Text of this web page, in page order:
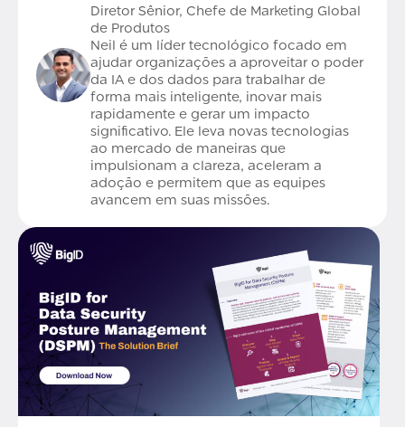
Diretor Sênior, Chefe de Marketing Global
de Produtos
Neil é um líder tecnológico focado em
ajudar organizações a aproveitar o poder
da IA e dos dados para trabalhar de
forma mais inteligente, inovar mais
rapidamente e gerar um impacto
significativo. Ele leva novas tecnologias
ao mercado de maneiras que
impulsionam a clareza, aceleram a
adoção e permitem que as equipes
avancem em suas missões.